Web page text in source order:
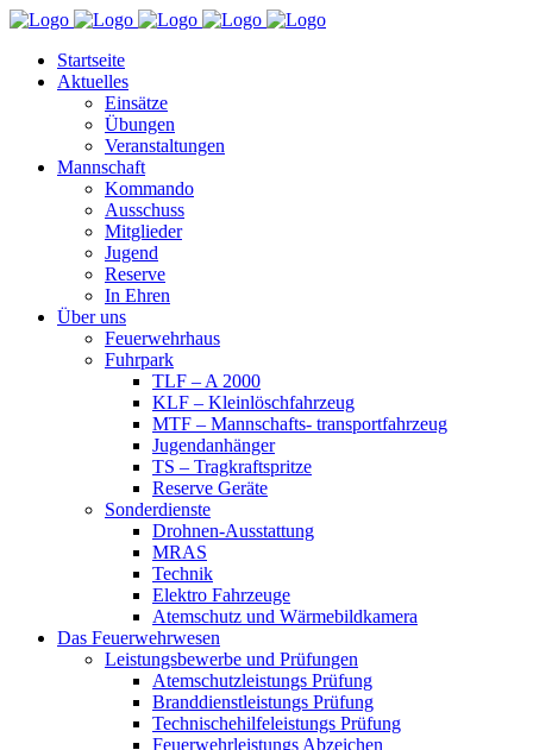
Startseite
Aktuelles
Einsätze
Übungen
Veranstaltungen
Mannschaft
Kommando
Ausschuss
Mitglieder
Jugend
Reserve
In Ehren
Über uns
Feuerwehrhaus
Fuhrpark
TLF – A 2000
KLF – Kleinlöschfahrzeug
MTF – Mannschafts- transportfahrzeug
Jugendanhänger
TS – Tragkraftspritze
Reserve Geräte
Sonderdienste
Drohnen-Ausstattung
MRAS
Technik
Elektro Fahrzeuge
Atemschutz und Wärmebildkamera
Das Feuerwehrwesen
Leistungsbewerbe und Prüfungen
Atemschutzleistungs Prüfung
Branddienstleistungs Prüfung
Technischehilfeleistungs Prüfung
Feuerwehrleistungs Abzeichen